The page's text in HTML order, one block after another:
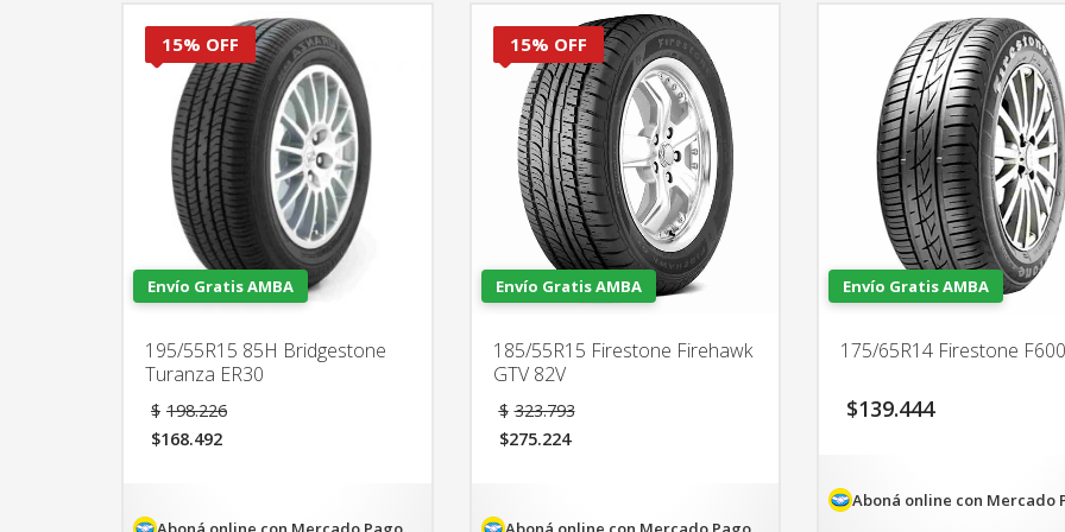
15% OFF
Envío Gratis AMBA
195/55R15 85H Bridgestone
Turanza ER30
$ 198.226
$168.492
es:
15% OFF
Envío Gratis AMBA
185/55R15 Firestone Firehawk
GTV 82V
$ 323.793
$275.224
es:
Envío Gratis AMBA
175/65R14 Firestone
$139.444
Aboná online con Mercado